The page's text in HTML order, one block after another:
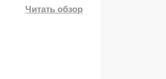
Читать обзор